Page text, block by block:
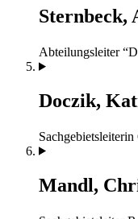
Sternbeck,
Abteilungsleiter
Doczik,
Mandl,